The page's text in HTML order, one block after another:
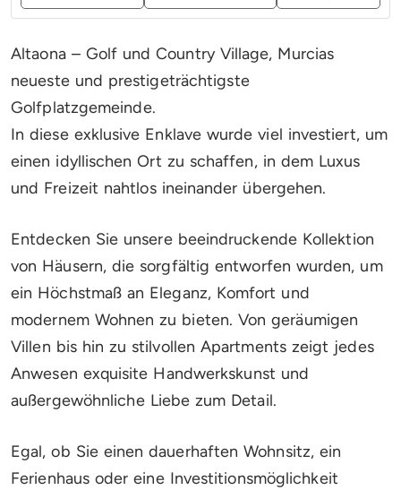
Altaona – Golf und Country Village, Murcias
neueste und prestigeträchtigste
Golfplatzgemeinde.
In diese exklusive Enklave wurde viel investiert, um
einen idyllischen Ort zu schaffen, in dem Luxus
und Freizeit nahtlos ineinander übergehen.
Entdecken Sie unsere beeindruckende Kollektion
von Häusern, die sorgfältig entworfen wurden, um
ein Höchstmaß an Eleganz, Komfort und
modernem Wohnen zu bieten. Von geräumigen
Villen bis hin zu stilvollen Apartments zeigt jedes
Anwesen exquisite Handwerkskunst und
außergewöhnliche Liebe zum Detail.
Egal, ob Sie einen dauerhaften Wohnsitz, ein
Ferienhaus oder eine Investitionsmöglichkeit